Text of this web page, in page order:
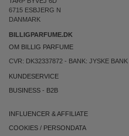
6715 ESBJERG N
DANMARK
BILLIGPARFUME.DK
OM BILLIG PARFUME
CVR: DK32337872 - BANK: JYSKE BANK
KUNDESERVICE
BUSINESS - B2B
INFLUENCER & AFFILIATE
COOKIES / PERSONDATA